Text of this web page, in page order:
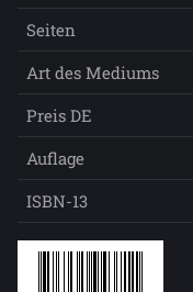
Seiten
Art des Mediums
Preis DE
Auflage
ISBN-13